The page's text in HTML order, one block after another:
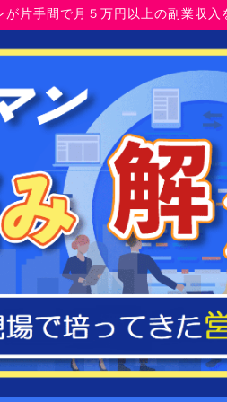
が片手間で月５万円以上の副業収